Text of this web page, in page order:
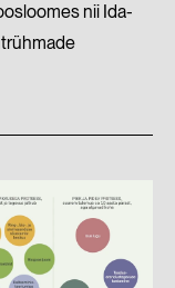
nii Ida-